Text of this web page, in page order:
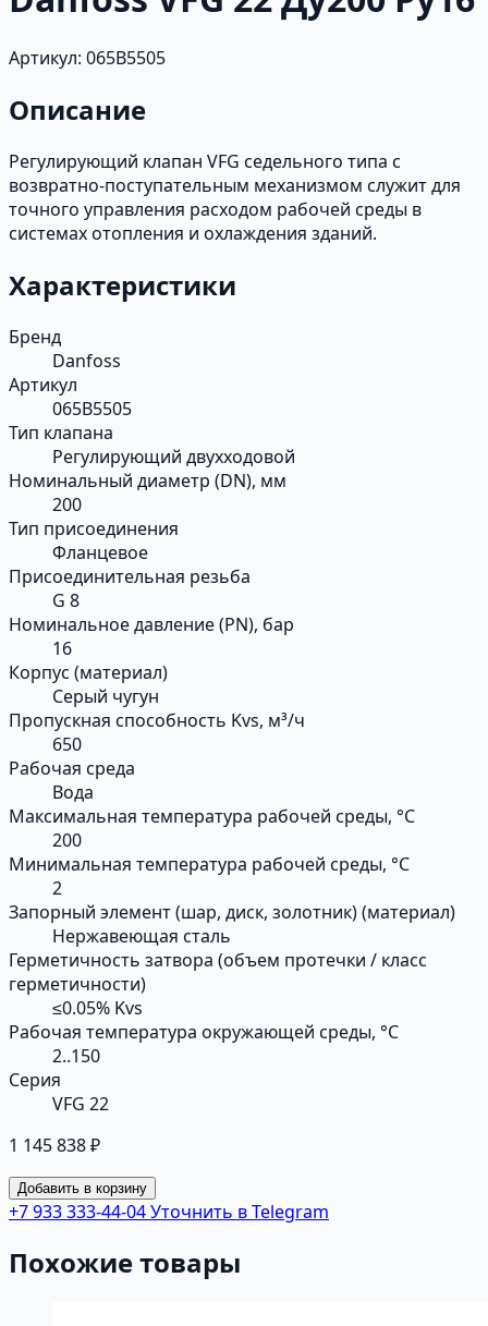
Артикул: 065B5505
Описание
Регулирующий клапан VFG седельного типа с
возвратно-поступательным механизмом служит для
точного управления расходом рабочей среды в
системах отопления и охлаждения зданий.
Характеристики
Бренд
Danfoss
Артикул
065B5505
Тип клапана
Регулирующий двухходовой
Номинальный диаметр (DN), мм
200
Тип присоединения
Фланцевое
Присоединительная резьба
G 8
Номинальное давление (PN), бар
16
Корпус (материал)
Серый чугун
Пропускная способность Kvs, м³/ч
650
Рабочая среда
Вода
Максимальная температура рабочей среды, °С
200
Минимальная температура рабочей среды, °С
2
Запорный элемент (шар, диск, золотник) (материал)
Нержавеющая сталь
Герметичность затвора (объем протечки / класс
герметичности)
≤0.05% Kvs
Рабочая температура окружающей среды, °С
2..150
Серия
VFG 22
1 145 838 ₽
Добавить в корзину
+7 933 333-44-04Уточнить в Telegram
Похожие товары